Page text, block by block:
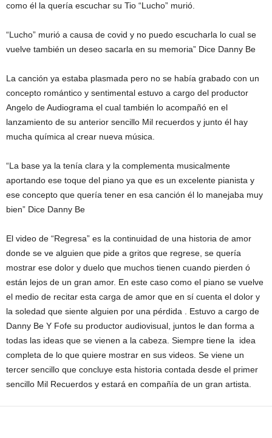
como él la quería escuchar su Tio “Lucho” murió.
“Lucho” murió a causa de covid y no puedo escucharla lo cual se
vuelve también un deseo sacarla en su memoria” Dice Danny Be
La canción ya estaba plasmada pero no se había grabado con un
concepto romántico y sentimental estuvo a cargo del productor
Angelo de Audiograma el cual también lo acompañó en el
lanzamiento de su anterior sencillo Mil recuerdos y junto él hay
mucha química al crear nueva música.
“La base ya la tenía clara y la complementa musicalmente
aportando ese toque del piano ya que es un excelente pianista y
ese concepto que quería tener en esa canción él lo manejaba muy
bien” Dice Danny Be
El video de “Regresa” es la continuidad de una historia de amor
donde se ve alguien que pide a gritos que regrese, se quería
mostrar ese dolor y duelo que muchos tienen cuando pierden ó
están lejos de un gran amor. En este caso como el piano se vuelve
el medio de recitar esta carga de amor que en sí cuenta el dolor y
la soledad que siente alguien por una pérdida . Estuvo a cargo de
Danny Be Y Fofe su productor audiovisual, juntos le dan forma a
todas las ideas que se vienen a la cabeza. Siempre tiene la idea
completa de lo que quiere mostrar en sus videos. Se viene un
tercer sencillo que concluye esta historia contada desde el primer
sencillo Mil Recuerdos y estará en compañía de un gran artista.